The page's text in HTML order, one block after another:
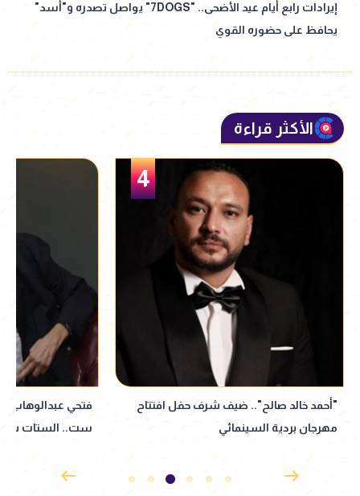
إيرادات رابع أيام عيد الأضحى.. "7DOGS" يواصل تصدره و"أسد"
يحافظ على حضوره القوي
الأكثر قراءة
5
فتحي عبدالوهاب: بحمد ربنا إنه مخلقنيش
ست.. الستات شايلة جبال
رامي وحيد في
المصري في